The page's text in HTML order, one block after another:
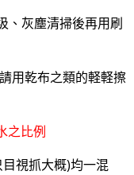
、灰塵清掃後再用刷
乾布之類的軽軽擦
之比例
視抓大概)均一混